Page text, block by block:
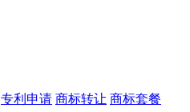
专利申请 商标转让 商标套餐